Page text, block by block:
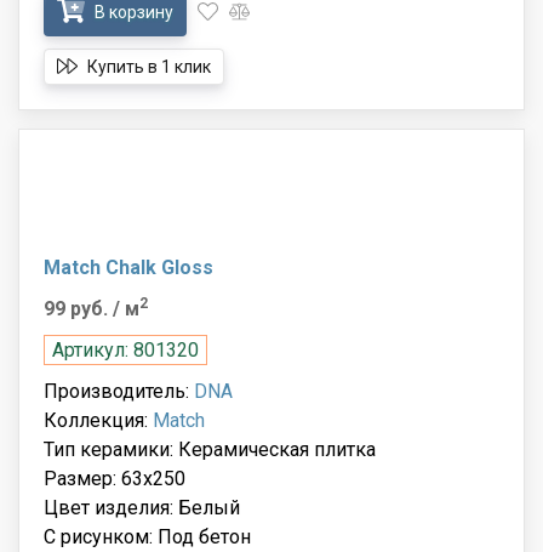
В корзину
Купить в 1 клик
Match Chalk Gloss
99 руб. / м2
Артикул: 801320
Производитель: DNA
Коллекция: Match
Тип керамики: Керамическая плитка
Размер: 63x250
Цвет изделия: Белый
С рисунком: Под бетон